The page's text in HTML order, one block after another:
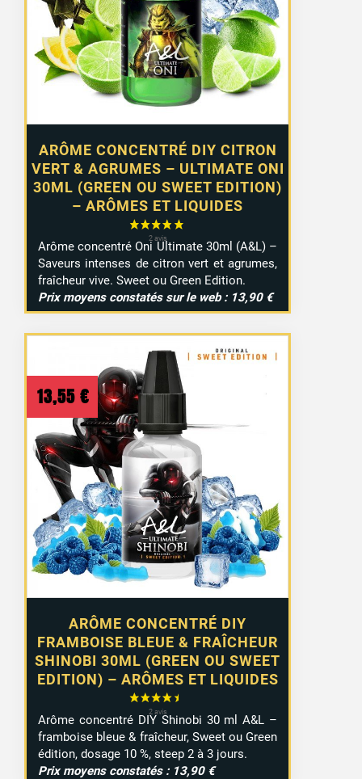
ARÔME CONCENTRÉ DIY CITRON
VERT & AGRUMES – ULTIMATE ONI
30ML (GREEN OU SWEET EDITION)
– ARÔMES ET LIQUIDES
Arôme concentré Oni Ultimate 30ml (A&L) –
Saveurs intenses de citron vert et agrumes,
fraîcheur vive. Sweet ou Green Edition.
Prix moyens constatés sur le web : 13,90 €
ARÔME CONCENTRÉ DIY
FRAMBOISE BLEUE & FRAÎCHEUR
SHINOBI 30ML (GREEN OU SWEET
EDITION) – ARÔMES ET LIQUIDES
13,55 €
Arôme concentré DIY Shinobi 30 ml A&L –
framboise bleue & fraîcheur, Sweet ou Green
édition, dosage 10 %, steep 2 à 3 jours.
Prix moyens constatés : 13,90 €